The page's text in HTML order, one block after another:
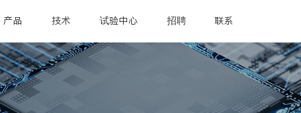
产品 技术 试验中心 招聘 联系